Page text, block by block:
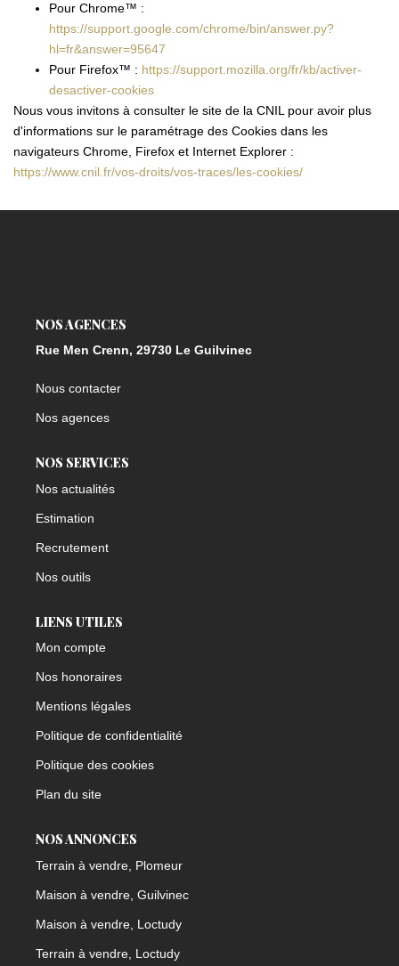
Pour Chrome™ :
https://support.google.com/chrome/bin/answer.py?
hl=fr&answer=95647
Pour Firefox™ : https://support.mozilla.org/fr/kb/activer-
desactiver-cookies
Nous vous invitons à consulter le site de la CNIL pour avoir plus
d'informations sur le paramétrage des Cookies dans les
navigateurs Chrome, Firefox et Internet Explorer :
https://www.cnil.fr/vos-droits/vos-traces/les-cookies/
NOS AGENCES
Rue Men Crenn, 29730 Le Guilvinec
Nous contacter
Nos agences
NOS SERVICES
Nos actualités
Estimation
Recrutement
Nos outils
LIENS UTILES
Mon compte
Nos honoraires
Mentions légales
Politique de confidentialité
Politique des cookies
Plan du site
NOS ANNONCES
Terrain à vendre, Plomeur
Maison à vendre, Guilvinec
Maison à vendre, Loctudy
Terrain à vendre, Loctudy